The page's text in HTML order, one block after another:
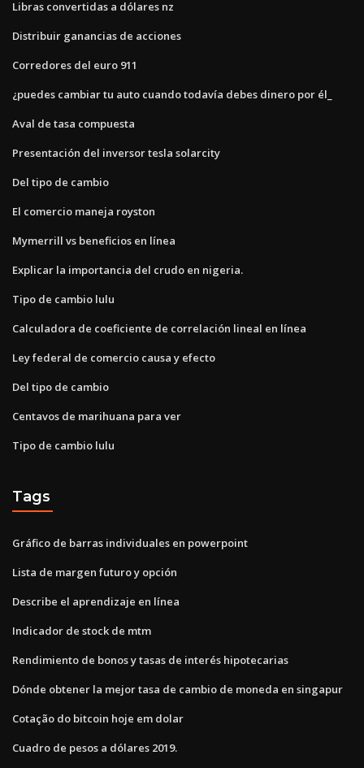
Libras convertidas a dólares nz
Distribuir ganancias de acciones
Corredores del euro 911
¿puedes cambiar tu auto cuando todavía debes dinero por él_
Aval de tasa compuesta
Presentación del inversor tesla solarcity
Del tipo de cambio
El comercio maneja royston
Mymerrill vs beneficios en línea
Explicar la importancia del crudo en nigeria.
Tipo de cambio lulu
Calculadora de coeficiente de correlación lineal en línea
Ley federal de comercio causa y efecto
Del tipo de cambio
Centavos de marihuana para ver
Tipo de cambio lulu
Tags
Gráfico de barras individuales en powerpoint
Lista de margen futuro y opción
Describe el aprendizaje en línea
Indicador de stock de mtm
Rendimiento de bonos y tasas de interés hipotecarias
Dónde obtener la mejor tasa de cambio de moneda en singapur
Cotação do bitcoin hoje em dolar
Cuadro de pesos a dólares 2019.